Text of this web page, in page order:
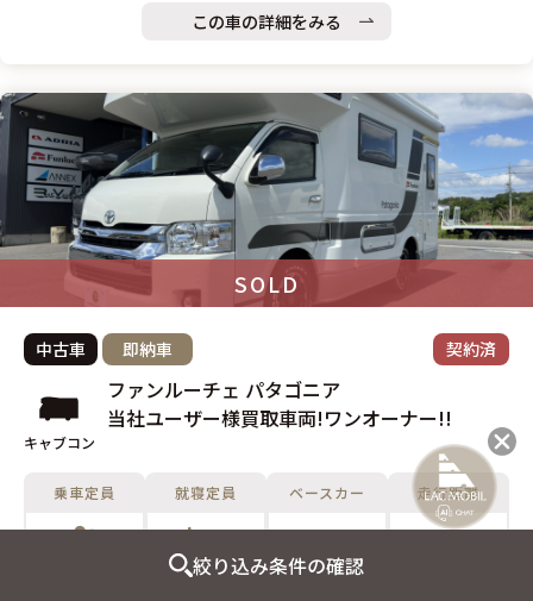
この車の詳細をみる
SOLD
中古車 即納車 契約済
キャブコン
ファンルーチェ パタゴニア
当社ユーザー様買取車両!ワンオーナー!!
乗車定員 就寝定員
4名
ベースカー 走行距離
絞り込み条件の確認